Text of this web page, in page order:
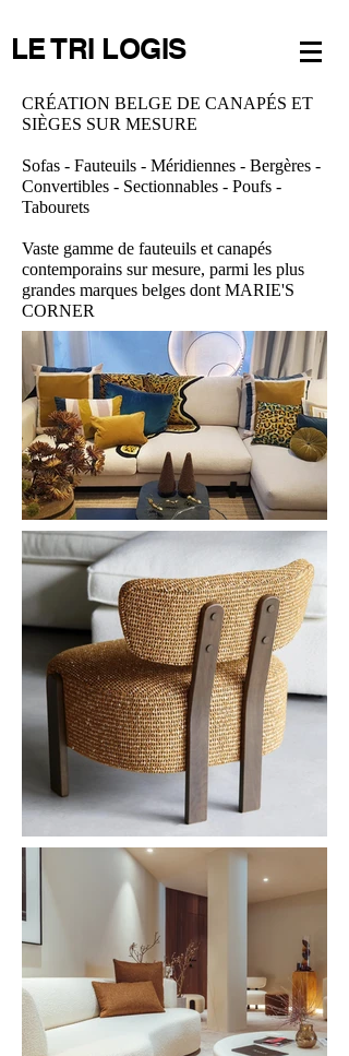
LE TRI LOGIS
CRÉATION BELGE DE CANAPÉS ET
SIÈGES SUR MESURE
Sofas - Fauteuils - Méridiennes - Bergères -
Convertibles - Sectionnables - Poufs -
Tabourets
Vaste gamme de fauteuils et canapés
contemporains sur mesure, parmi les plus
grandes marques belges dont MARIE'S
CORNER